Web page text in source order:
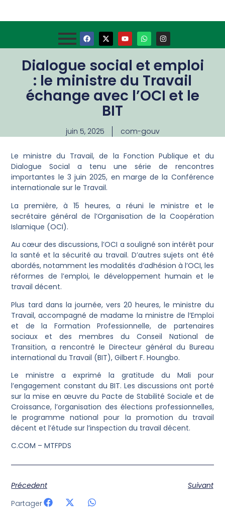
Dialogue social et emploi
: le ministre du Travail
échange avec l’OCI et le
BIT
juin 5, 2025 com-gouv
Le ministre du Travail, de la Fonction Publique et du
Dialogue Social a tenu une série de rencontres
importantes le 3 juin 2025, en marge de la Conférence
internationale sur le Travail.
La première, à 15 heures, a réuni le ministre et le
secrétaire général de l’Organisation de la Coopération
Islamique (OCI).
Au cœur des discussions, l’OCI a souligné son intérêt pour
la santé et la sécurité au travail. D’autres sujets ont été
abordés, notamment les modalités d’adhésion à l’OCI, les
réformes de l’emploi, le développement humain et le
travail décent.
Plus tard dans la journée, vers 20 heures, le ministre du
Travail, accompagné de madame la ministre de l’Emploi
et de la Formation Professionnelle, de partenaires
sociaux et des membres du Conseil National de
Transition, a rencontré le Directeur général du Bureau
international du Travail (BIT), Gilbert F. Houngbo.
Le ministre a exprimé la gratitude du Mali pour
l’engagement constant du BIT. Les discussions ont porté
sur la mise en œuvre du Pacte de Stabilité Sociale et de
Croissance, l’organisation des élections professionnelles,
le programme national pour la promotion du travail
décent et l’étude sur l’inspection du travail décent.
C.COM – MTFPDS
Précedent
Suivant
Partager